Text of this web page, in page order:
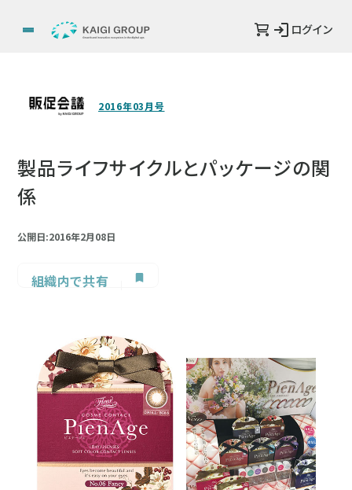
ログイン
2016年03月号
製品ライフサイクルとパッケージの関
係
公開日:2016年2月08日
組織内で共有